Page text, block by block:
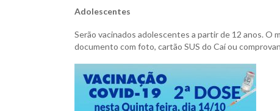
Adolescentes
Serão vacinados adolescentes a partir de 12 anos. O
documento com foto, cartão SUS do Caí ou